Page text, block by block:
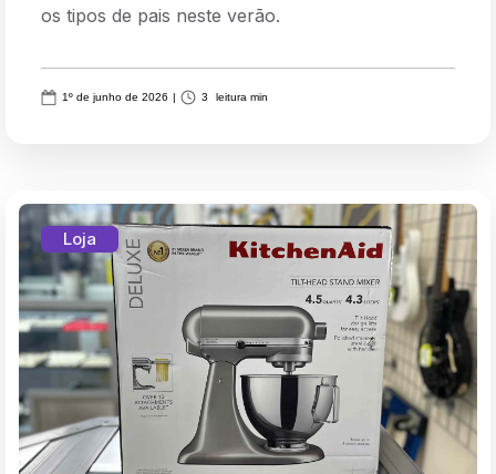
os tipos de pais neste verão.
1º de junho de 2026 | 3 leitura min
Loja